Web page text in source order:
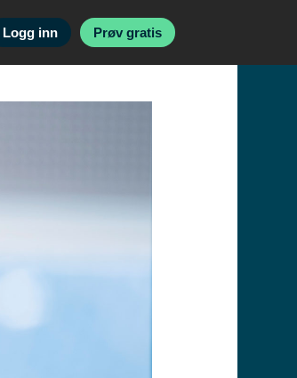
Logg inn Prøv gratis